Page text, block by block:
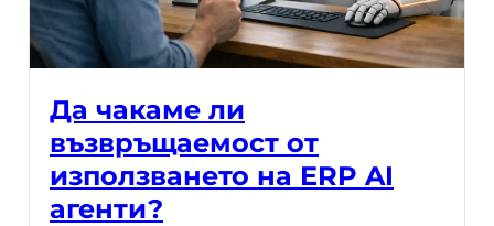
Да чакаме ли
възвръщаемост от
използването на ERP AI
агенти?